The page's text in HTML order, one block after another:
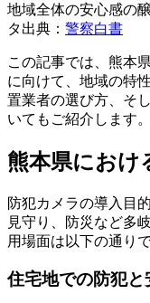
地域全体の安心感の
タ出典： 警察白書
この記事では、熊本
に向けて、地域の特
置業者の選び方、そ
いてもご紹介します。
熊本県におけ
防犯カメラの導入目
見守り、防災など多
用場面は以下の通りで
住宅地での防犯と